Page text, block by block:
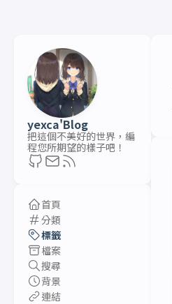
yexca'Blog
把這個不美好的世界，編
程您所期望的樣子吧！
首頁
分類
標籤
檔案
搜尋
背景
連結